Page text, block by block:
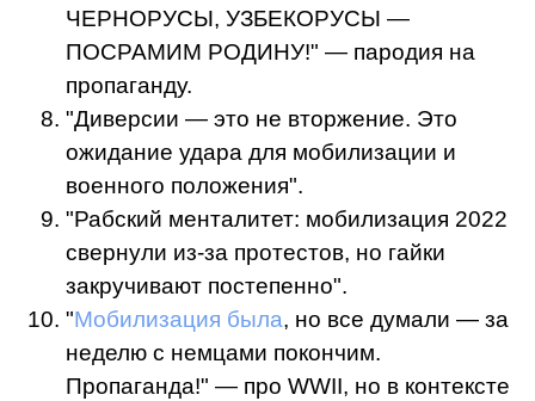
ЧЕРНОРУСЫ, УЗБЕКОРУСЫ —
ПОСРАМИМ РОДИНУ!" — пародия на
пропаганду.
"Диверсии — это не вторжение. Это
ожидание удара для мобилизации и
военного положения".
"Рабский менталитет: мобилизация 2022
свернули из-за протестов, но гайки
закручивают постепенно".
"Мобилизация была, но все думали — за
неделю с немцами покончим.
Пропаганда!" — про WWII, но в контексте